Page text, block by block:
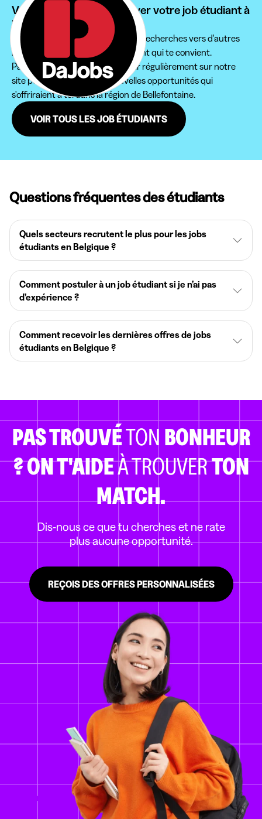
Vous ne pouvez pas trouver votre job étudiant à
Bellefontaine ?
Nous te conseillons d'étendre tes recherches vers d'autres
régions pour trouver le job étudiant qui te convient.
Par ailleurs, n'hésite pas à revenir régulièrement sur notre
site pour ne pas rater de nouvelles opportunités qui
s'offriraient à toi dans la région de Bellefontaine.
VOIR TOUS LES JOB ÉTUDIANTS
Questions fréquentes des étudiants
Quels secteurs recrutent le plus pour les jobs
étudiants en Belgique ?
Comment postuler à un job étudiant si je n’ai pas
d’expérience ?
Comment recevoir les dernières offres de jobs
étudiants en Belgique ?
PAS TROUVÉTON BONHEUR
?ON T'AIDEÀ TROUVERTON
MATCH.
Dis-nous ce que tu cherches et ne rate
plus aucune opportunité.
REÇOIS DES OFFRES PERSONNALISÉES